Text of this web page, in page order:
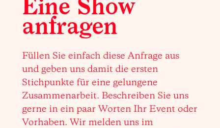
Eine Show
anfragen
Füllen Sie einfach diese Anfrage aus
und geben uns damit die ersten
Stichpunkte für eine gelungene
Zusammenarbeit. Beschreiben Sie uns
gerne in ein paar Worten Ihr Event oder
Vorhaben. Wir melden uns im